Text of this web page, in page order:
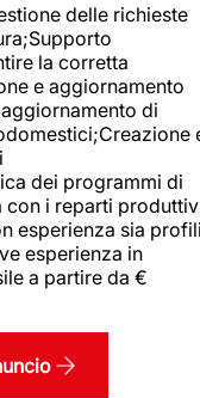
delle richieste
la corretta
e aggiornamento
di
dei programmi di
con i reparti
esperienza sia
esperienza in
a partire da €